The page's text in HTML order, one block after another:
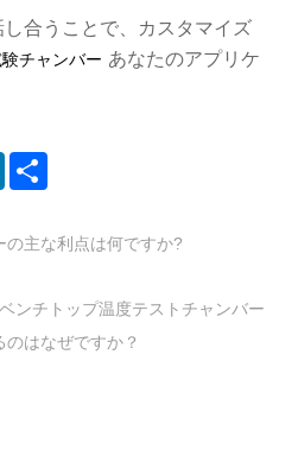
合うことで、カスタマイズ
チャンバー あなたのアプリケ
LinkedIn
の主な利点は何ですか?
ンチトップ温度テストチャンバー
のはなぜですか？